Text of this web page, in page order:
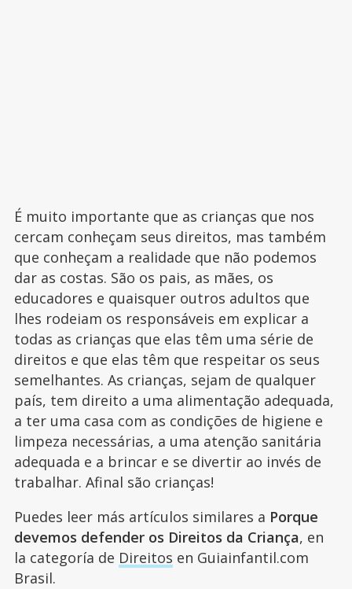
É muito importante que as crianças que nos
cercam conheçam seus direitos, mas também
que conheçam a realidade que não podemos
dar as costas. São os pais, as mães, os
educadores e quaisquer outros adultos que
lhes rodeiam os responsáveis em explicar a
todas as crianças que elas têm uma série de
direitos e que elas têm que respeitar os seus
semelhantes. As crianças, sejam de qualquer
país, tem direito a uma alimentação adequada,
a ter uma casa com as condições de higiene e
limpeza necessárias, a uma atenção sanitária
adequada e a brincar e se divertir ao invés de
trabalhar. Afinal são crianças!
Puedes leer más artículos similares a Porque
devemos defender os Direitos da Criança, en
la categoría de Direitos en Guiainfantil.com
Brasil.